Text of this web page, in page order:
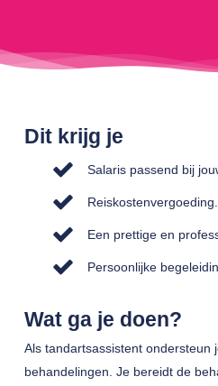
Dit krijg je
Salaris passend bij
Reiskostenvergoeding.
Een prettige en
Persoonlijke
Wat ga je doen?
Als tandartsassistent ondersteun
behandelingen. Je bereidt de